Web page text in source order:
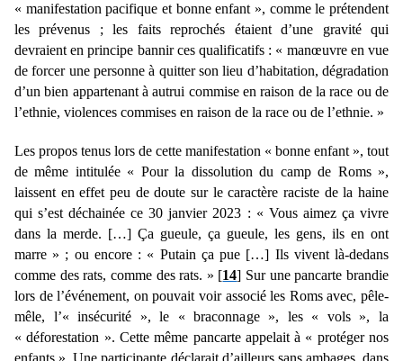
« manifestation pacifique et bonne enfant », comme le prétendent
les prévenus ; les faits reprochés étaient d’une gravité qui
devraient en principe bannir ces qualificatifs : « manœuvre en vue
de forcer une personne à quitter son lieu d’habitation, dégradation
d’un bien appartenant à autrui commise en raison de la race ou de
l’ethnie, violences commises en raison de la race ou de l’ethnie. »
Les propos tenus lors de cette manifestation « bonne enfant », tout
de même intitulée « Pour la dissolution du camp de Roms »,
laissent en effet peu de doute sur le caractère raciste de la haine
qui s’est déchainée ce 30 janvier 2023 : « Vous aimez ça vivre
dans la merde. […] Ça gueule, ça gueule, les gens, ils en ont
marre » ; ou encore : « Putain ça pue […] Ils vivent là-dedans
comme des rats, comme des rats. » [14] Sur une pancarte brandie
lors de l’événement, on pouvait voir associé les Roms avec, pêle-
mêle, l’« insécurité », le « braconnage », les « vols », la
« déforestation ». Cette même pancarte appelait à « protéger nos